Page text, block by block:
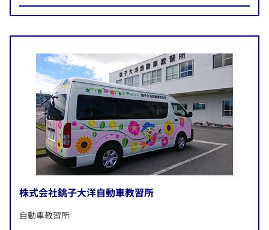
​​AXA-A2-2008-0402/9F7
所在地：
・全社員への生活習慣アンケート結果のフィードバックセミ
ナー実施
・体組成計による計測の継続(三島市の健康経営支援事業)
・会社主催の親睦会
株式会社銚子大洋自動車教習所
​自動車教習所